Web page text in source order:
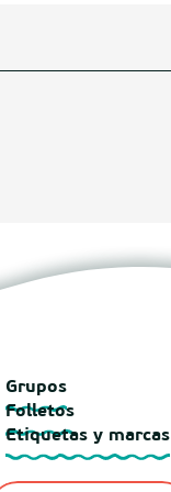
Grupos
Folletos
Etiquetas y marcas